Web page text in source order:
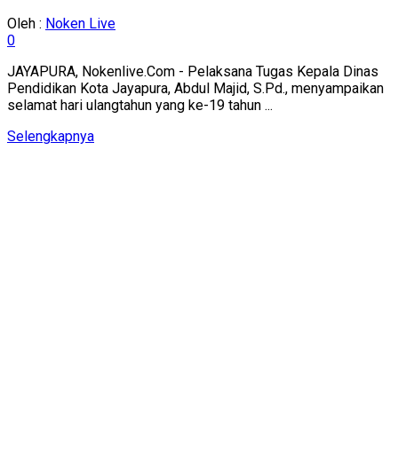
Oleh : Noken Live
0
JAYAPURA, Nokenlive.Com - Pelaksana Tugas Kepala Dinas
Pendidikan Kota Jayapura, Abdul Majid, S.Pd., menyampaikan
selamat hari ulangtahun yang ke-19 tahun ...
SelengkapnyaDetails